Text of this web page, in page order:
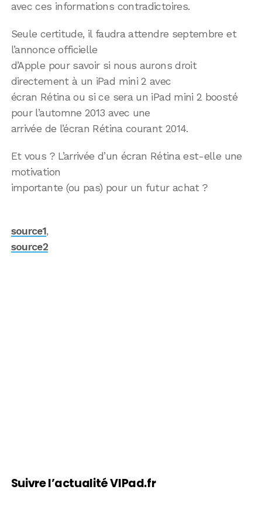
avec ces informations contradictoires.
Seule certitude, il faudra attendre septembre et
l’annonce officielle
d’Apple pour savoir si nous aurons droit
directement à un iPad mini 2 avec
écran Rétina ou si ce sera un iPad mini 2 boosté
pour l’automne 2013 avec une
arrivée de l’écran Rétina courant 2014.
Et vous ? L’arrivée d’un écran Rétina est-elle une
motivation
importante (ou pas) pour un futur achat ?
source1,
source2
Suivre l’actualité VIPad.fr